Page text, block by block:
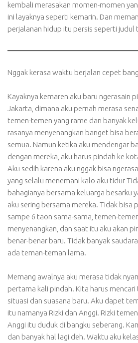
kembali merasakan momen-momen
ini layaknya seperti kemarin. Dan
perjalanan hidup itu persis seperti judul
Nggak kerasa waktu berjalan cepet
Kayaknya kemaren aku baru ngerasain
Jakarta, dimana aku pernah merasa
temen-temen yang rame dan banyak
rasanya menyenangkan banget bisa
semua. Namun ketika aku mendengar
dengan mereka, aku harus pindah ke
Aku sedih karena aku nggak bisa
yang selalu menemani kalo aku tidur
bahagianya bersama keluarga besarku
aku sering bersama mereka. Tidak bisa
sampe 6 taon sama-sama, temen-
menyenangkan, dan saat itu aku akan
benar-benar baru. Tidak banyak
ada teman-teman lama.
Memang awalnya aku merasa tidak
pertama kali pindah. Kita harus mencari
situasi dan suasana baru. Aku dapet
itu namanya Rizki dan Anggi. Rizki
Anggi itu duduk di bangku seberang.
dan banyak hal lagi deh. Waktu aku